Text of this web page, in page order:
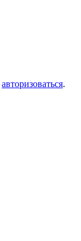
авторизоваться.